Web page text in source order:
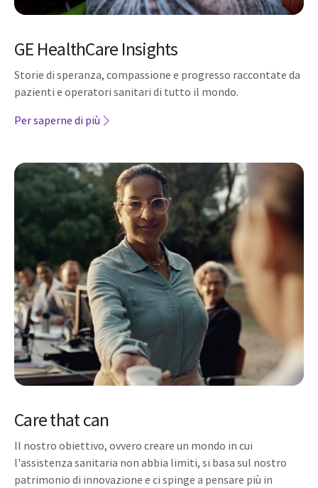
GE HealthCare Insights
Storie di speranza, compassione e progresso raccontate da
pazienti e operatori sanitari di tutto il mondo.
Per saperne di più
Care that can
Il nostro obiettivo, ovvero creare un mondo in cui
l'assistenza sanitaria non abbia limiti, si basa sul nostro
patrimonio di innovazione e ci spinge a pensare più in